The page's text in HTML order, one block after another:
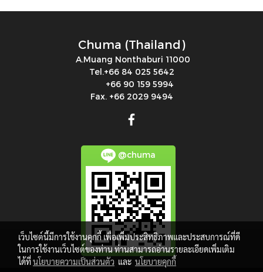
Chuma (Thailand)
A.Muang Nonthaburi 11000
Tel.+66 84 025 5642
+66 90 159 5994
Fax. +66 2029 9494
@chuma
เว็บไซต์นี้มีการใช้งานคุกกี้ เพื่อเพิ่มประสิทธิภาพและประสบการณ์ที่ดี
ในการใช้งานเว็บไซต์ของท่าน ท่านสามารถอ่านรายละเอียดเพิ่มเติม
ได้ที่นโยบายความเป็นส่วนตัว และ นโยบายคุกกี้